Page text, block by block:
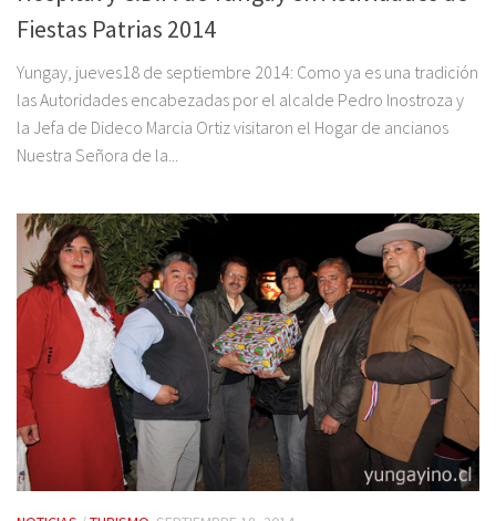
Fiestas Patrias 2014
Yungay, jueves18 de septiembre 2014: Como ya es una tradición
las Autoridades encabezadas por el alcalde Pedro Inostroza y
la Jefa de Dideco Marcia Ortiz visitaron el Hogar de ancianos
Nuestra Señora de la...